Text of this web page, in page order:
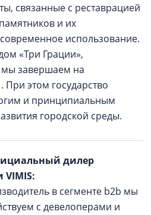
связанные с реставрацией
и их
использование.
«Три Грации»,
мы завершаем на
При этом государство
и принципиальным
городской среды.
дилер
в сегменте b2b мы
с девелоперами и